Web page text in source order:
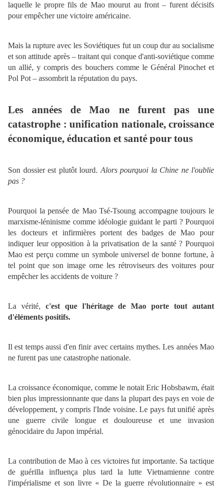
laquelle le propre fils de Mao mourut au front – furent décisifs
pour empêcher une victoire américaine.
Mais la rupture avec les Soviétiques fut un coup dur au socialisme
et son attitude après – traitant qui conque d'anti-soviétique comme
un allié, y compris des bouchers comme le Général Pinochet et
Pol Pot – assombrit la réputation du pays.
Les années de Mao ne furent pas une
catastrophe : unification nationale, croissance
économique, éducation et santé pour tous
Son dossier est plutôt lourd. Alors pourquoi la Chine ne l'oublie
pas ?
Pourquoi la pensée de Mao Tsé-Tsoung accompagne toujours le
marxisme-léninisme comme idéologie guidant le parti ? Pourquoi
les docteurs et infirmières portent des badges de Mao pour
indiquer leur opposition à la privatisation de la santé ? Pourquoi
Mao est perçu comme un symbole universel de bonne fortune, à
tel point que son image orne les rétroviseurs des voitures pour
empêcher les accidents de voiture ?
La vérité, c'est que l'héritage de Mao porte tout autant
d'éléments positifs.
Il est temps aussi d'en finir avec certains mythes. Les années Mao
ne furent pas une catastrophe nationale.
La croissance économique, comme le notait Eric Hobsbawm, était
bien plus impressionnante que dans la plupart des pays en voie de
développement, y compris l'Inde voisine. Le pays fut unifié après
une guerre civile longue et douloureuse et une invasion
génocidaire du Japon impérial.
La contribution de Mao à ces victoires fut importante. Sa tactique
de guérilla influença plus tard la lutte Vietnamienne contre
l'impérialisme et son livre « De la guerre révolutionnaire » est